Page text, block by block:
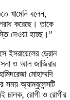
খামেনি বলেন,
করেছে। তাকে
দেওয়া হচ্ছে।”
ইসরায়েলের ড্রোন
ও আল জাজিরার
মোহাম্মদি
সময় অ্যাম্বুলেন্সটি
চালক, রোগী ও রোগীর